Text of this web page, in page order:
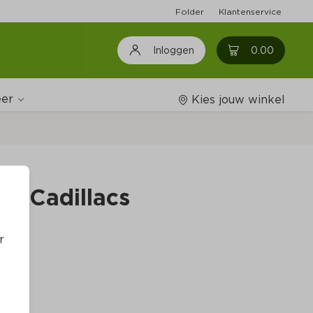
Folder Klantenservice
Inloggen 0.00 0
Wijnshop
Kies jouw winkel
Cadillacs